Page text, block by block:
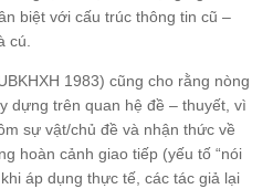
biệt với cấu trúc thông tin cũ –
cú.
1983) cũng cho rằng nòng
dựng trên quan hệ đề – thuyết, vì
sự vật/chủ đề và nhận thức về
hoàn cảnh giao tiếp (yếu tố “nói
áp dụng thực tế, các tác giả lại